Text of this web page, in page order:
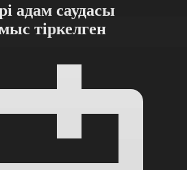
адам саудасы
тіркелген